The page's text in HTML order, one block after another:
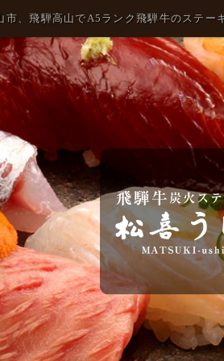
市、飛騨高山でA5ランク飛騨牛のステー